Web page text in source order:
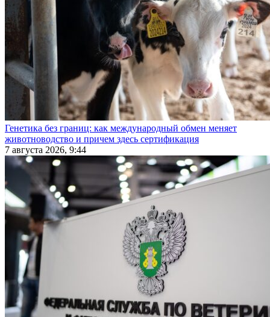
Генетика без границ: как международный обмен меняет
животноводство и причем здесь сертификация
7 августа 2026, 9:44